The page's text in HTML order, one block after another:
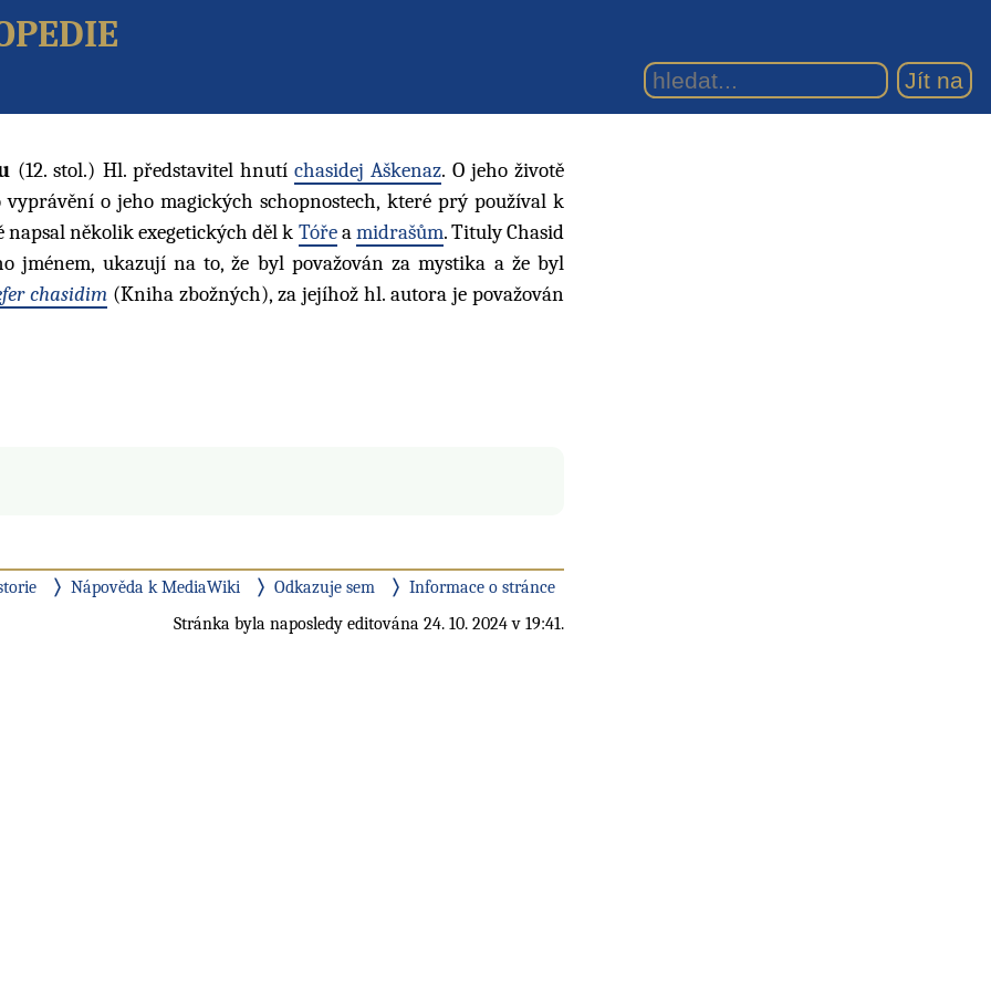
(12. stol.) Hl. představitel hnutíchasidej Aškenaz. O jeho životě
o jeho magických schopnostech, které prý používal k
několik exegetických děl k Tóřeamidrašům. Tituly Chasid
jménem, ukazují na to, že byl považován za mystika a že byl
chasidim(Kniha zbožných), za jejíhož hl. autora je považován
Nápověda k MediaWiki Odkazuje sem
Informace o stránce
Stránka byla naposledy editována 24. 10. 2024 v 19:41.